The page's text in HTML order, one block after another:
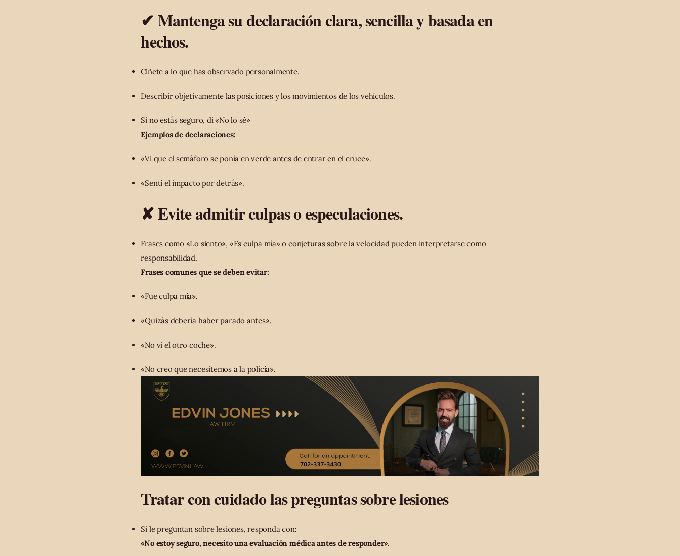
✔ Mantenga su declaración clara, sencilla y basada en
hechos.
Cíñete a lo que has observado personalmente.
Describir objetivamente las posiciones y los movimientos de los vehículos.
Si no estás seguro, di «No lo sé»
Ejemplos de declaraciones:
«Vi que el semáforo se ponía en verde antes de entrar en el cruce».
«Sentí el impacto por detrás».
✘ Evite admitir culpas o especulaciones.
Frases como «Lo siento», «Es culpa mía» o conjeturas sobre la velocidad pueden interpretarse como
responsabilidad.
Frases comunes que se deben evitar:
«Fue culpa mía».
«Quizás debería haber parado antes».
«No vi el otro coche».
«No creo que necesitemos a la policía».
Tratar con cuidado las preguntas sobre lesiones
Si le preguntan sobre lesiones, responda con:
«No estoy seguro, necesito una evaluación médica antes de responder».